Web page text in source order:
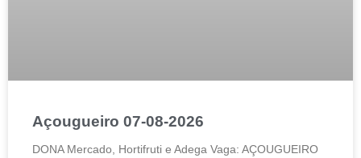
Açougueiro 07-08-2026
DONA Mercado, Hortifruti e Adega Vaga: AÇOUGUEIRO